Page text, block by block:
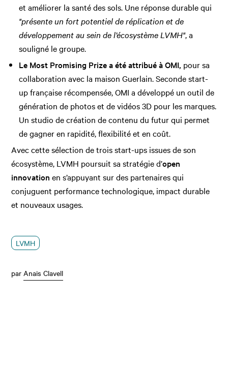
et améliorer la santé des sols. Une réponse durable qui
"présente un fort potentiel de réplication et de
développement au sein de l’écosystème LVMH", a
souligné le groupe.
Le Most Promising Prize a été attribué à OMI, pour sa
collaboration avec la maison Guerlain. Seconde start-
up française récompensée, OMI a développé un outil de
génération de photos et de vidéos 3D pour les marques.
Un studio de création de contenu du futur qui permet
de gagner en rapidité, flexibilité et en coût.
Avec cette sélection de trois start-ups issues de son
écosystème, LVMH poursuit sa stratégie d’open
innovation en s’appuyant sur des partenaires qui
conjuguent performance technologique, impact durable
et nouveaux usages.
LVMH
parAnaïs Clavell